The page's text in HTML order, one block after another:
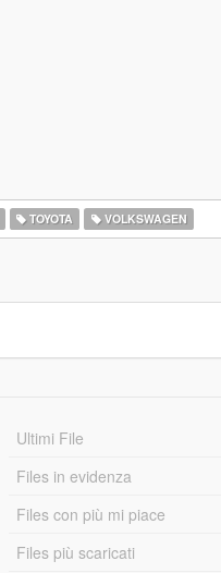
TOYOTA VOLKSWAGEN
Ultimi File
Files in evidenza
Files con più mi piace
Files più scaricati